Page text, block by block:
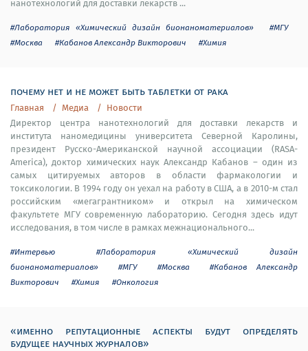
нанотехнологий для доставки лекарств ...
#Лаборатория «Химический дизайн бионаноматериалов»
#МГУ
#Москва
#Кабанов Александр Викторович #Химия
почему нет и не может быть таблетки от рака
Главная Медиа
Новости
Директор центра нанотехнологий для доставки лекарств и
института наномедицины университета Северной Каролины,
президент Русско-Американской научной ассоциации (RASA-
America), доктор химических наук Александр Кабанов – один из
самых цитируемых авторов в области фармакологии и
токсикологии. В 1994 году он уехал на работу в США, а в 2010-м стал
российским «мегагрантником» и открыл на химическом
факультете МГУ современную лабораторию. Сегодня здесь идут
исследования, в том числе в рамках межнационального...
#Интервью
#Лаборатория «Химический дизайн
бионаноматериалов»
#МГУ #Москва
#Кабанов Александр
Викторович
#Химия #Онкология
«именно репутационные аспекты будут определять
будущее научных журналов»